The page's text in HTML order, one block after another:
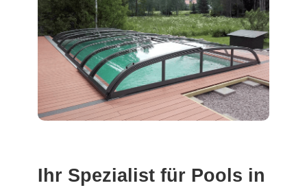
Ihr Spezialist für Pools in